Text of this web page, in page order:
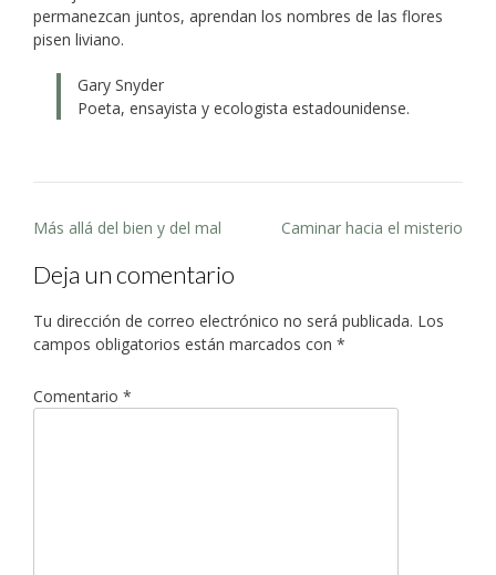
permanezcan juntos, aprendan los nombres de las flores
pisen liviano.
Gary Snyder
Poeta, ensayista y ecologista estadounidense.
Post
Más allá del bien y del mal Caminar hacia el misterio
Deja un comentario
Tu dirección de correo electrónico no será publicada. Los
campos obligatorios están marcados con *
Comentario *